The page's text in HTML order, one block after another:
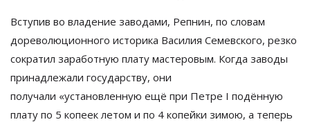
Вступив во владение заводами, Репнин, по словам
дореволюционного историка Василия Семевского, резко
сократил заработную плату мастеровым. Когда заводы
принадлежали государству, они
получали «установленную ещё при Петре I подённую
плату по 5 копеек летом и по 4 копейки зимою, а теперь